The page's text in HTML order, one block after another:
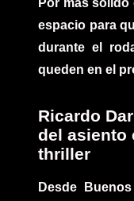
Por más sólido
espacio para
durante el
queden en el
Ricardo
del asiento
thriller
Desde